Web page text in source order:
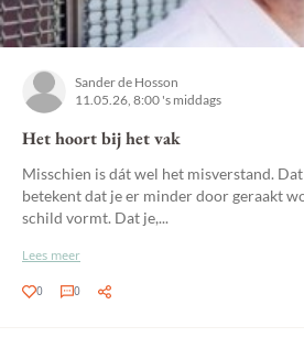
Sander de Hosson
11.05.26, 8:00 's middags
Het hoort bij het vak
Misschien is dát wel het misverstand.
betekent dat je er minder door geraakt
schild vormt. Dat je,...
Lees meer
0 0